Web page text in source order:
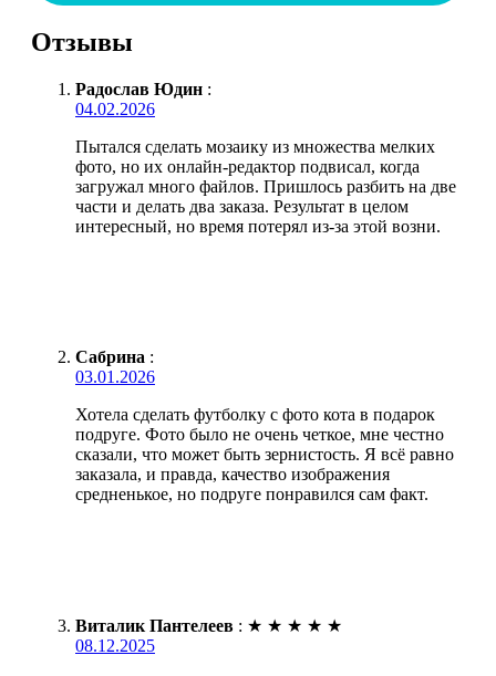
Отзывы
Радослав Юдин :
04.02.2026
Пытался сделать мозаику из множества мелких
фото, но их онлайн-редактор подвисал, когда
загружал много файлов. Пришлось разбить на две
части и делать два заказа. Результат в целом
интересный, но время потерял из-за этой возни.
Сабрина :
03.01.2026
Хотела сделать футболку с фото кота в подарок
подруге. Фото было не очень четкое, мне честно
сказали, что может быть зернистость. Я всё равно
заказала, и правда, качество изображения
средненькое, но подруге понравился сам факт.
Виталик Пантелеев : ★ ★ ★ ★ ★
08.12.2025